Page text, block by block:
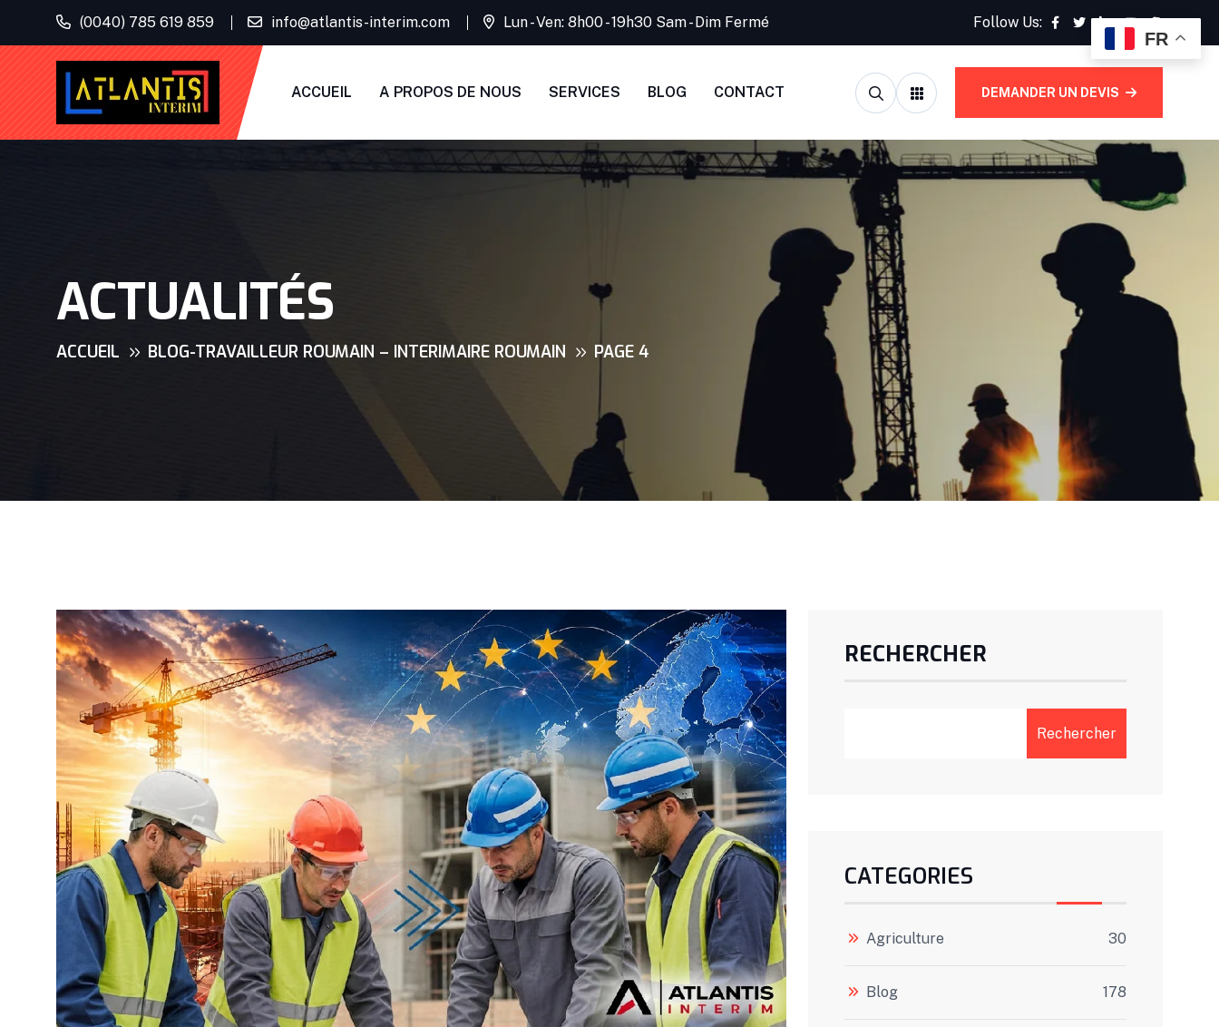
(0040) 785 619 859 info@atlantis-interim.com Lun - Ven: 8h00 - 19h30 Sam - Dim Fermé Follow Us:
ACCUEIL A PROPOS DE NOUS SERVICES BLOG CONTACT DEMANDER UN DEVIS
ACTUALITÉS
ACCUEIL BLOG-TRAVAILLEUR ROUMAIN – INTERIMAIRE ROUMAIN PAGE 4
RECHERCHER
Rechercher
CATEGORIES
Agriculture 30
Blog 178
FR